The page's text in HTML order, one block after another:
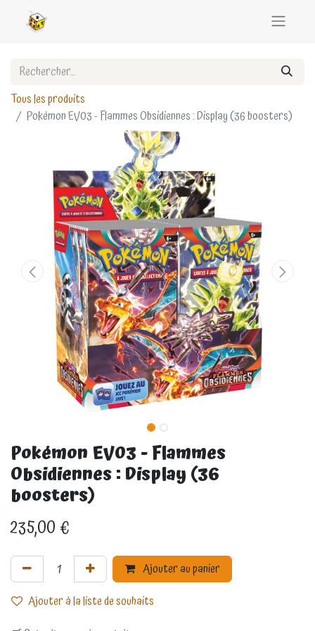
Tous les produits
Pokémon EV03 - Flammes Obsidiennes : Display (36 boosters)
Pokémon EV03 - Flammes
Obsidiennes : Display (36
boosters)
235,00€
Ajouter au panier
Ajouter à la liste de souhaits